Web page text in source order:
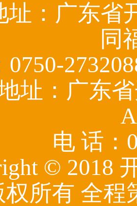
址：广东省
同
0750-
址：广东
电 话：
© 2018
权所有 全程